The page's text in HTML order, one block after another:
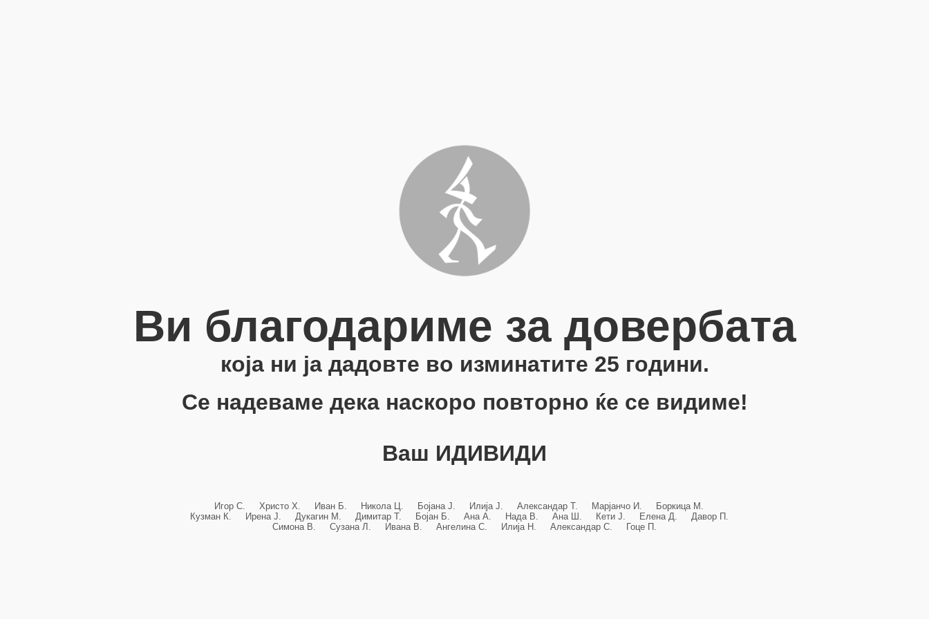
Ви благодариме за довербата
која ни ја дадовте во изминатите 25 години.
Се надеваме дека наскоро повторно ќе се видиме!
Ваш ИДИВИДИ
Игор С. Христо Х. Иван Б. Никола Ц. Бојана Ј. Илија Ј. Александар Т. Марјанчо И. Боркица М.
Кузман К. Ирена Ј. Дукагин М. Димитар Т. Бојан Б. Ана А. Нада В. Ана Ш. Кети Ј. Елена Д. Давор П.
Симона В. Сузана Л. Ивана В. Ангелина С. Илија Н. Александар С. Гоце П.